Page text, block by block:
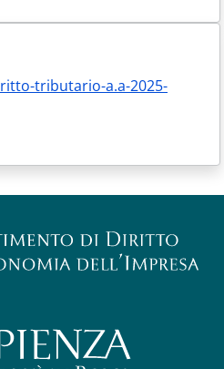
tributario-a.a-2025-